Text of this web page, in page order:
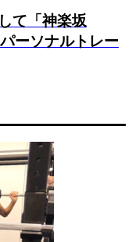
て「神楽坂
ーソナルトレー